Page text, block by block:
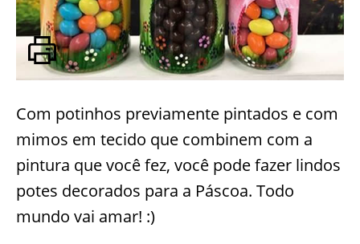
Com potinhos previamente pintados e com
mimos em tecido que combinem com a
pintura que você fez, você pode fazer lindos
potes decorados para a Páscoa. Todo
mundo vai amar! :)